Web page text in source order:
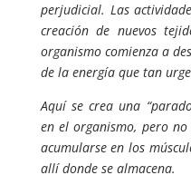
perjudicial. Las
creación de nuevos
organismo comienza a
de la energía que tan
Aquí se crea una
en el organismo, pero
acumularse en los
allí donde se almacena.